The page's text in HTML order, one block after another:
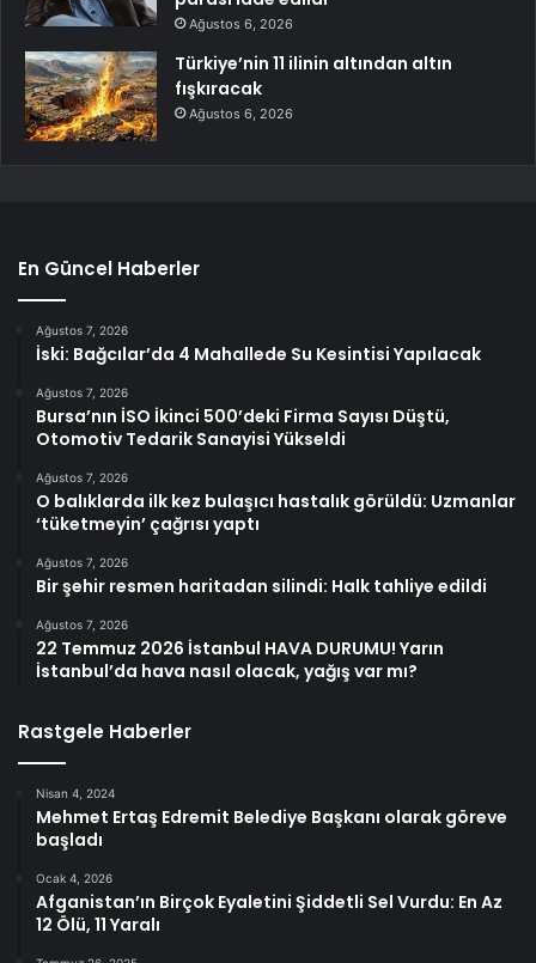
Ağustos 6, 2026
Türkiye’nin 11 ilinin altından altın
fışkıracak
Ağustos 6, 2026
En Güncel Haberler
Ağustos 7, 2026
İski: Bağcılar’da 4 Mahallede Su Kesintisi Yapılacak
Ağustos 7, 2026
Bursa’nın İSO İkinci 500’deki Firma Sayısı Düştü,
Otomotiv Tedarik Sanayisi Yükseldi
Ağustos 7, 2026
O balıklarda ilk kez bulaşıcı hastalık görüldü: Uzmanlar
‘tüketmeyin’ çağrısı yaptı
Ağustos 7, 2026
Bir şehir resmen haritadan silindi: Halk tahliye edildi
Ağustos 7, 2026
22 Temmuz 2026 İstanbul HAVA DURUMU! Yarın
İstanbul’da hava nasıl olacak, yağış var mı?
Rastgele Haberler
Nisan 4, 2024
Mehmet Ertaş Edremit Belediye Başkanı olarak göreve
başladı
Ocak 4, 2026
Afganistan’ın Birçok Eyaletini Şiddetli Sel Vurdu: En Az
12 Ölü, 11 Yaralı